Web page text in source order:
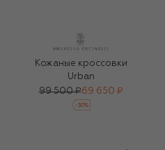
Кожаные кроссовки
Urban
99 500 ₽69 650 ₽
-30%